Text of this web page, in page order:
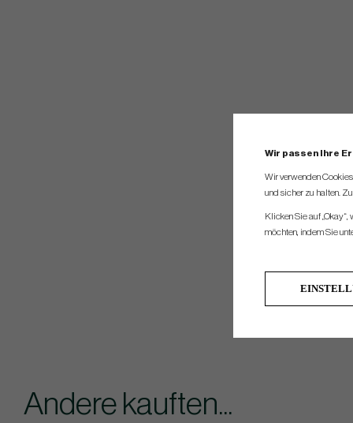
Andere kauften...
Wir passen Ihre
Wir verwenden
und sicher zu halten.
Klicken Sie auf
möchten, indem Sie